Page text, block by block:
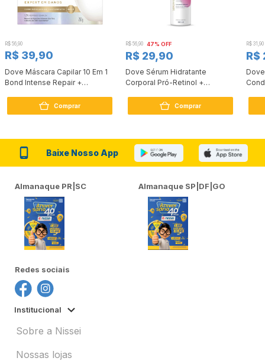
R$ 56,90
R$ 39,90
Dove Máscara Capilar 10 Em 1
Bond Intense Repair +
Comprar
R$ 56,90 47% OFF
R$ 29,90
Dove Sérum Hidratante
Corporal Pró-Retinol +
Comprar
R$ 31,90
R$
Baixe Nosso App
Almanaque PR|SC Almanaque SP|DF|GO
Redes sociais
Institucional
Sobre a Nissei
Nossas lojas